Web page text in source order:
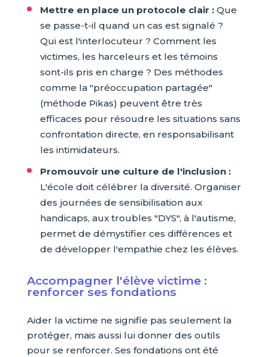
Mettre en place un protocole clair :Que
se passe-t-il quand un cas est signalé ?
Qui est l'interlocuteur ? Comment les
victimes, les harceleurs et les témoins
sont-ils pris en charge ? Des méthodes
comme la "préoccupation partagée"
(méthode Pikas) peuvent être très
efficaces pour résoudre les situations sans
confrontation directe, en responsabilisant
les intimidateurs.
Promouvoir une culture de l'inclusion :
L'école doit célébrer la diversité. Organiser
des journées de sensibilisation aux
handicaps, aux troubles "DYS", à l'autisme,
permet de démystifier ces différences et
de développer l'empathie chez les élèves.
Accompagner l'élève victime :
renforcer ses fondations
Aider la victime ne signifie pas seulement la
protéger, mais aussi lui donner des outils
pour se renforcer. Ses fondations ont été